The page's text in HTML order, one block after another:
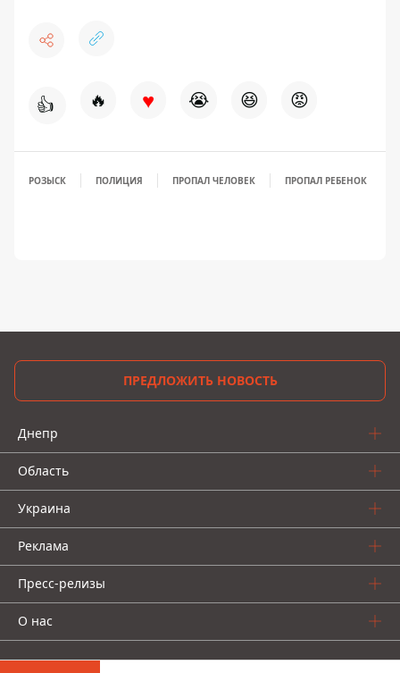
👍 🔥 ♥ 😭 😆 😡
РОЗЫСК ПОЛИЦИЯ ПРОПАЛ ЧЕЛОВЕК ПРОПАЛ РЕБЕНОК
ПРЕДЛОЖИТЬ НОВОСТЬ
Днепр
Область
Украина
Реклама
Пресс-релизы
О нас